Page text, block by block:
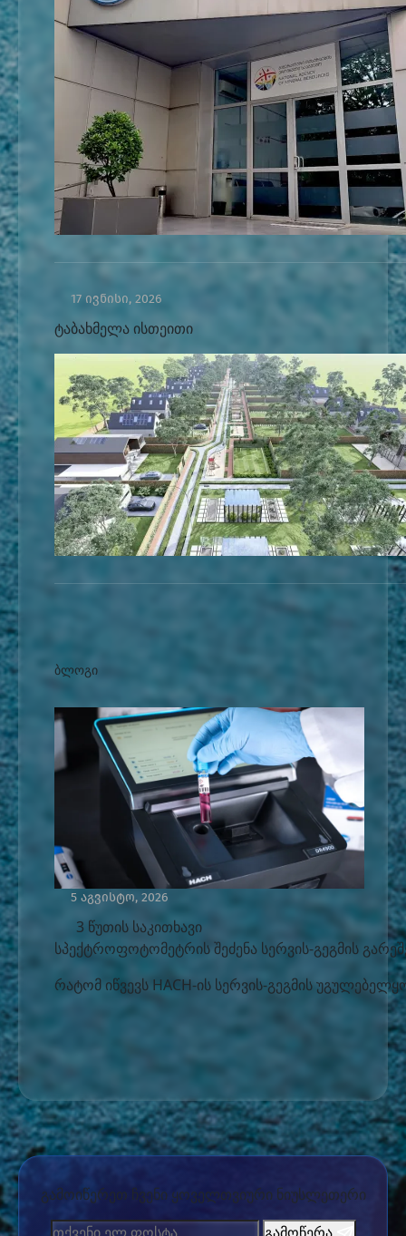
17 ივნისი, 2026
ტაბახმელა ისთეითი
ბლოგი
5 აგვისტო, 2026
3 წუთის საკითხავი
სპექტროფოტომეტრის შეძენა სერვის-გეგმის
რატომ იწვევს HACH-ის სერვის-გეგმის
გამოიწერეთ ჩვენი ყოველთვიური ნიუსლეთერი